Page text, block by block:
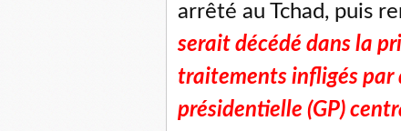
arrêté au Tchad, puis
serait décédé dans la
traitements infligés par
présidentielle (GP)